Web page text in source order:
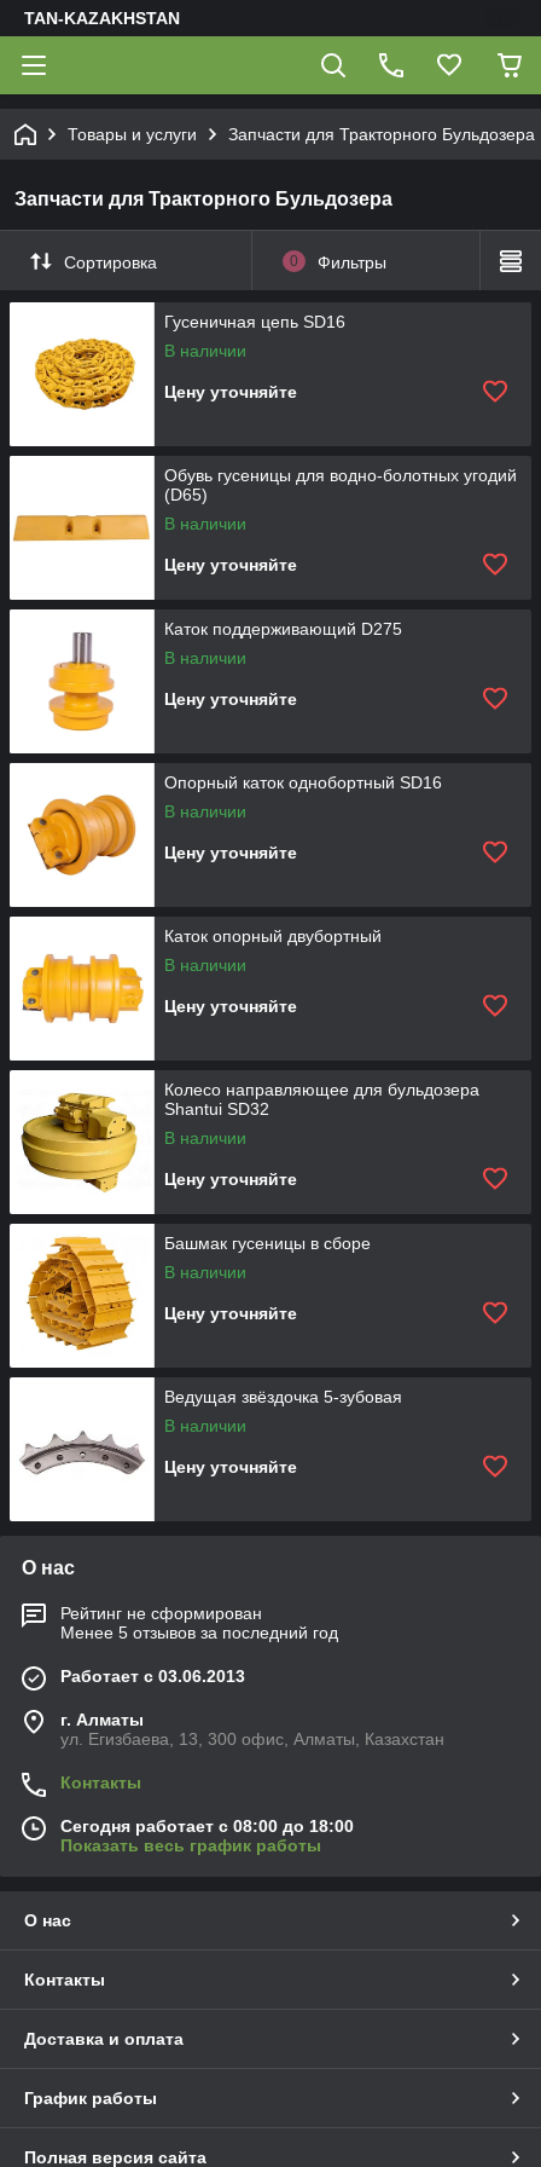
TAN-KAZAKHSTAN
Товары и услуги Запчасти для Тракторного Бульдозера
Запчасти для Тракторного Бульдозера
Сортировка 0 Фильтры
Гусеничная цепь SD16
В наличии
Цену уточняйте
Обувь гусеницы для водно-болотных угодий
(D65)
В наличии
Цену уточняйте
Каток поддерживающий D275
В наличии
Цену уточняйте
Опорный каток однобортный SD16
В наличии
Цену уточняйте
Каток опорный двубортный
В наличии
Цену уточняйте
Колесо направляющее для бульдозера
Shantui SD32
В наличии
Цену уточняйте
Башмак гусеницы в сборе
В наличии
Цену уточняйте
Ведущая звёздочка 5-зубовая
В наличии
Цену уточняйте
О нас
Рейтинг не сформирован
Менее 5 отзывов за последний год
Работает с 03.06.2013
г. Алматы
ул. Егизбаева, 13, 300 офис, Алматы, Казахстан
Контакты
Сегодня работает с 08:00 до 18:00
Показать весь график работы
О нас
Контакты
Доставка и оплата
График работы
Полная версия сайта